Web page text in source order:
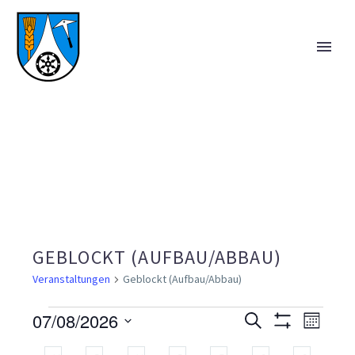
GEBLOCKT (AUFBAU/ABBAU)
Veranstaltungen Geblockt (Aufbau/Abbau)
VERANSTALTUNGEN
Suche
Anzeigen
Monat
07/08/2026
Datum